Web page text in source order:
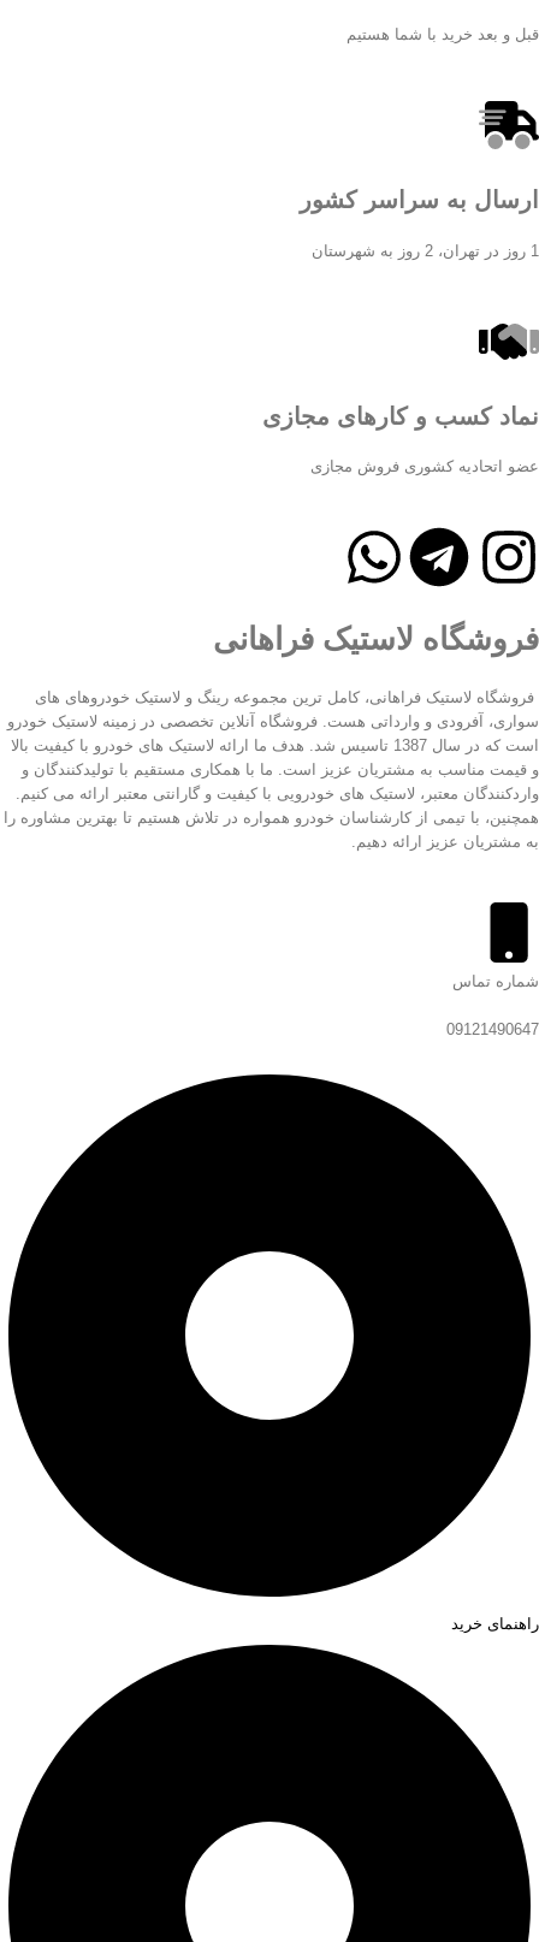
قبل و بعد خرید با شما هستیم
ارسال به سراسر کشور
1 روز در تهران، 2 روز به شهرستان
نماد کسب و کارهای مجازی
عضو اتحادیه کشوری فروش مجازی
فروشگاه لاستیک فراهانی
فروشگاه لاستیک فراهانی، کامل ترین مجموعه رینگ و لاستیک خودروهای های
سواری، آفرودی و وارداتی هست. فروشگاه آنلاین تخصصی در زمینه لاستیک خودرو
است که در سال 1387 تاسیس شد. هدف ما ارائه لاستیک های خودرو با کیفیت بالا
و قیمت مناسب به مشتریان عزیز است. ما با همکاری مستقیم با تولیدکنندگان و
واردکنندگان معتبر، لاستیک های خودرویی با کیفیت و گارانتی معتبر ارائه می کنیم.
همچنین، با تیمی از کارشناسان خودرو همواره در تلاش هستیم تا بهترین مشاوره را
به مشتریان عزیز ارائه دهیم.
شماره تماس
09121490647
راهنمای خرید